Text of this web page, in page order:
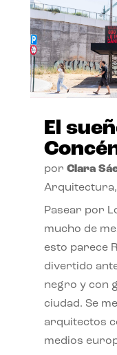
El
por Clara
Arquitectura,
Pasear por
mucho de
esto parece
divertido
negro y con
ciudad. Se
arquitectos
medios